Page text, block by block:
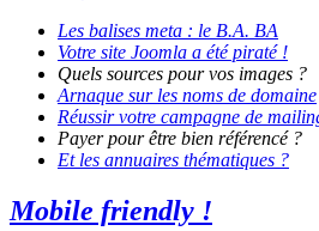
Les balises meta : le B.A. BA
Votre site Joomla a été piraté !
Quels sources pour vos images ?
Arnaque sur les noms de domaine
Réussir votre campagne de
Payer pour être bien référencé ?
Et les annuaires thématiques ?
Mobile friendly !